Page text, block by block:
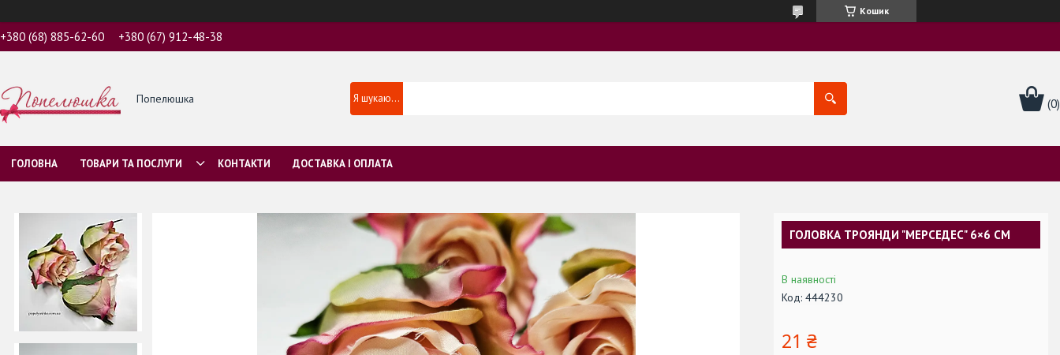
Кошик
+380 (68) 885-62-60 +380 (67) 912-48-38
Попелюшка
ГОЛОВНА ТОВАРИ ТА ПОСЛУГИ КОНТАКТИ ДОСТАВКА І ОПЛАТА
ГОЛОВКА ТРОЯНДИ "МЕРСЕДЕС" 6×6 СМ
В наявності
Код: 444230
21 ₴